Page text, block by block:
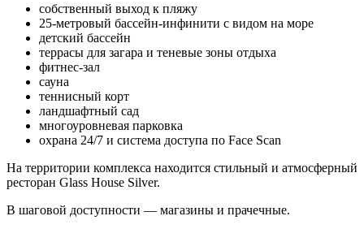
собственный выход к пляжу
25-метровый бассейн-инфинити с видом на море
детский бассейн
террасы для загара и теневые зоны отдыха
фитнес-зал
сауна
теннисный корт
ландшафтный сад
многоуровневая парковка
охрана 24/7 и система доступа по Face Scan
На территории комплекса находится стильный и атмосферный
ресторан Glass House Silver.
В шаговой доступности — магазины и прачечные.